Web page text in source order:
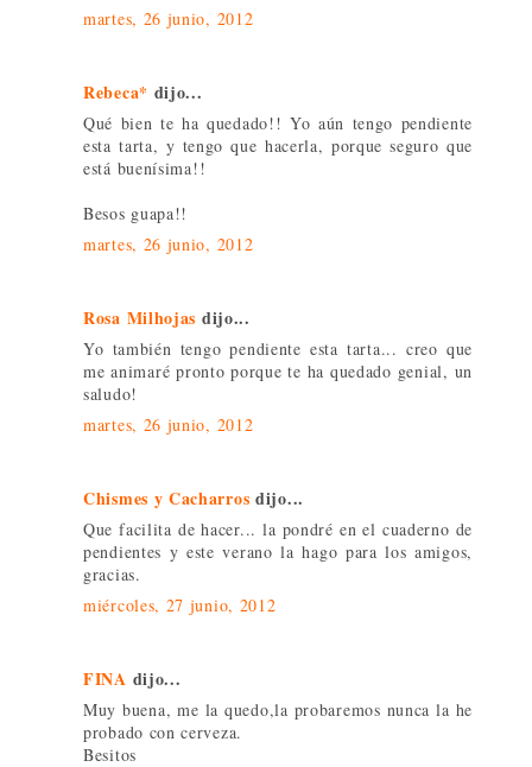
martes, 26 junio, 2012
Rebeca* dijo...
Qué bien te ha quedado!! Yo aún tengo pendiente
esta tarta, y tengo que hacerla, porque seguro que
está buenísima!!
Besos guapa!!
martes, 26 junio, 2012
Rosa Milhojas dijo...
Yo también tengo pendiente esta tarta... creo que
me animaré pronto porque te ha quedado genial, un
saludo!
martes, 26 junio, 2012
Chismes y Cacharros dijo...
Que facilita de hacer... la pondré en el cuaderno de
pendientes y este verano la hago para los amigos,
gracias.
miércoles, 27 junio, 2012
FINA dijo...
Muy buena, me la quedo,la probaremos nunca la he
probado con cerveza.
Besitos